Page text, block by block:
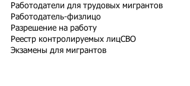
Работодатели для трудовых мигрантов
Работодатель-физлицо
Разрешение на работу
Реестр контролируемых лицСВО
Экзамены для мигрантов